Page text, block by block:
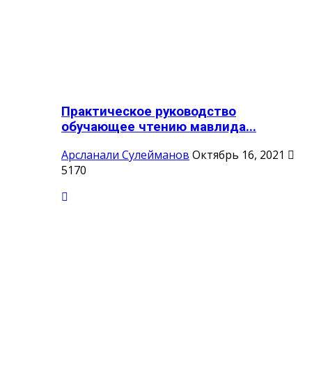
Практическое руководство
обучающее чтению мавлида...
Арсланали Сулейманов Октябрь 16, 2021
5170